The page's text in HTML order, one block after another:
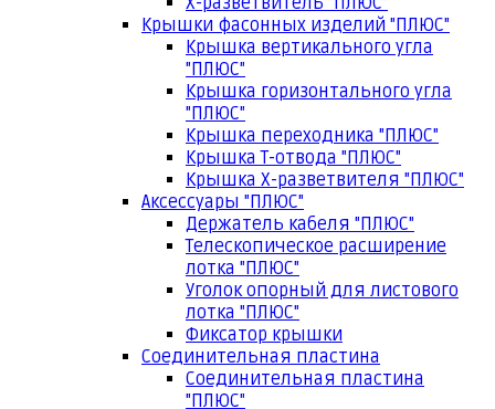
Крышки фасонных изделий "ПЛЮС"
Крышка вертикального угла
"ПЛЮС"
Крышка горизонтального угла
"ПЛЮС"
Крышка переходника "ПЛЮС"
Крышка Т-отвода "ПЛЮС"
Крышка Х-разветвителя "ПЛЮС"
Аксессуары "ПЛЮС"
Держатель кабеля "ПЛЮС"
Телескопическое расширение
лотка "ПЛЮС"
Уголок опорный для листового
лотка "ПЛЮС"
Фиксатор крышки
Соединительная пластина
Соединительная пластина
"ПЛЮС"